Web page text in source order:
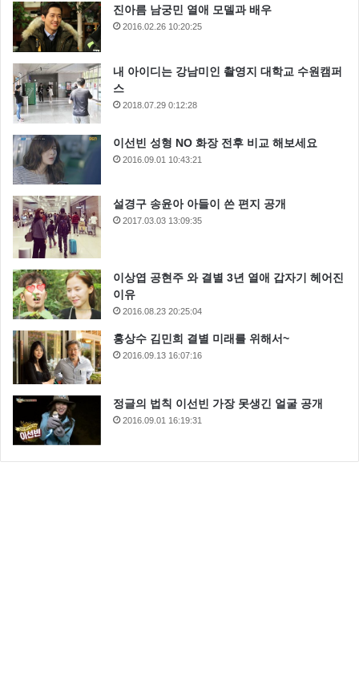
진아름 남궁민 열애 모델과 배우
2016.02.26 10:20:25
내 아이디는 강남미인 촬영지 대학교 수원캠퍼
스
2018.07.29 0:12:28
이선빈 성형 NO 화장 전후 비교 해보세요
2016.09.01 10:43:21
설경구 송윤아 아들이 쓴 편지 공개
2017.03.03 13:09:35
이상엽 공현주 와 결별 3년 열애 갑자기 헤어진
이유
2016.08.23 20:25:04
홍상수 김민희 결별 미래를 위해서~
2016.09.13 16:07:16
정글의 법칙 이선빈 가장 못생긴 얼굴 공개
2016.09.01 16:19:31